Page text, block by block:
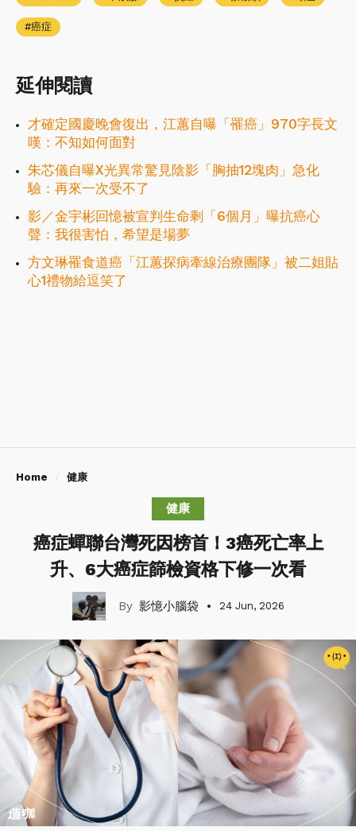
癌症
延伸閱讀
才確定國慶晚會復出，江蕙自曝「罹癌」970字長文
嘆：不知如何面對
朱芯儀自曝X光異常驚見陰影「胸抽12塊肉」急化
驗：再來一次受不了
影／金宇彬回憶被宣判生命剩「6個月」曝抗癌心
聲：我很害怕，希望是場夢
方文琳罹食道癌「江蕙探病牽線治療團隊」被二姐貼
心1禮物給逗笑了
Home 健康
健康
癌症蟬聯台灣死因榜首！3癌死亡率上
升、6大癌症篩檢資格下修一次看
影憶小腦袋 24 Jun, 2026